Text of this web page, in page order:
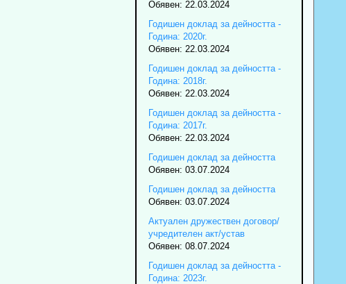
Обявен: 22.03.2024
Годишен доклад за дейността -
Година: 2020г.
Обявен: 22.03.2024
Годишен доклад за дейността -
Година: 2018г.
Обявен: 22.03.2024
Годишен доклад за дейността -
Година: 2017г.
Обявен: 22.03.2024
Годишен доклад за дейността
Обявен: 03.07.2024
Годишен доклад за дейността
Обявен: 03.07.2024
Актуален дружествен договор/
учредителен акт/устав
Обявен: 08.07.2024
Годишен доклад за дейността -
Година: 2023г.